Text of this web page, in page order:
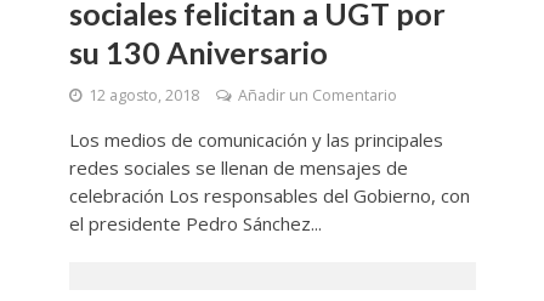
sociales felicitan a UGT por
su 130 Aniversario
12 agosto, 2018 Añadir un Comentario
Los medios de comunicación y las principales
redes sociales se llenan de mensajes de
celebración Los responsables del Gobierno, con
el presidente Pedro Sánchez...